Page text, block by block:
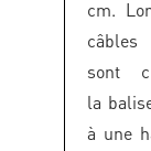
cm.
câbles
sont
la
à une